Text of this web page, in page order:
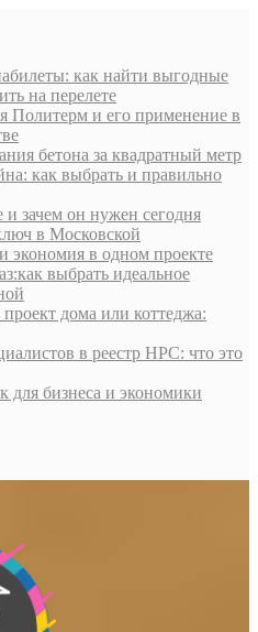
как найти выгодные
на перелете
Политерм и его применение в
бетона за квадратный метр
как выбрать и правильно
и зачем он нужен сегодня
в Московской
экономия в одном проекте
выбрать идеальное
дома или коттеджа:
в реестр НРС: что это
для бизнеса и экономики